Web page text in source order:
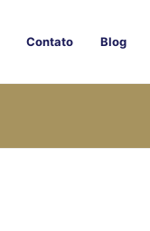
Contato Blog